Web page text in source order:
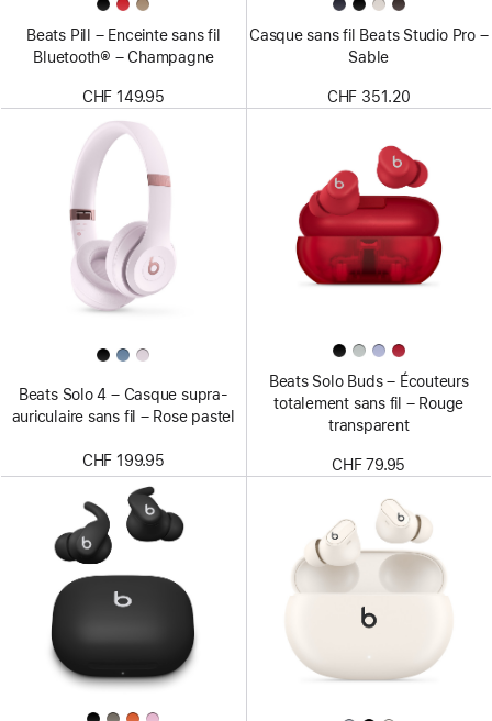
Beats Pill – Enceinte sans fil
Bluetooth® – Champagne
CHF 149.95
Casque sans fil Beats Studio Pro –
Sable
CHF 351.20
Beats Solo 4 – Casque supra-
auriculaire sans fil – Rose pastel
CHF 199.95
Beats Solo Buds – Écouteurs
totalement sans fil – Rouge
transparent
CHF 79.95